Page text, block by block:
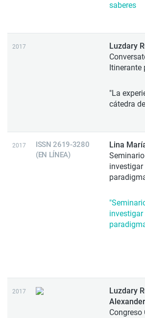
saberes
2017
Luzdary
Itinerante
"La
cátedra
2017
ISSN 2619-3280
(EN LÍNEA)
Lina
investigar
investigar
2017
Luzdary
Congreso